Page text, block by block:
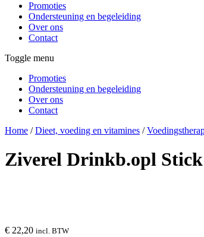
Promoties
Ondersteuning en begeleiding
Over ons
Contact
Toggle menu
Promoties
Ondersteuning en begeleiding
Over ons
Contact
Home / Dieet, voeding en vitamines /
Ziverel Drinkb.opl
€ 22,20 incl. BTW